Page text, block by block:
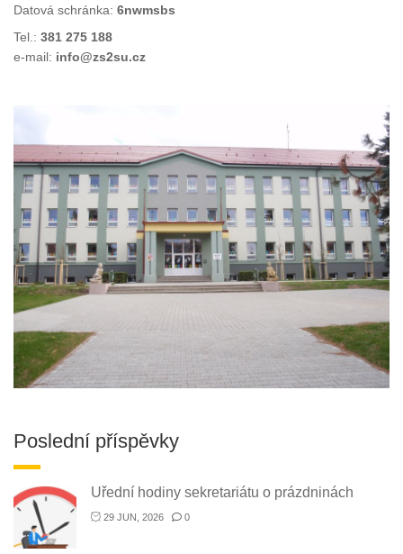
Datová schránka: 6nwmsbs
Tel.: 381 275 188
e-mail: info@zs2su.cz
Poslední příspěvky
Uřední hodiny sekretariátu o prázdninách
29 JUN, 2026 0